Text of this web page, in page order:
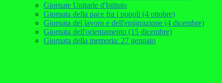
Giornate Unitarie d'Istituto
Giornata della pace fra i popoli (4 ottobre)
Giornata del lavoro e dell'emigrazione (4 dicembre)
Giornata dell'orientamento (15 dicembre)
Giornata della memoria: 27 gennaio